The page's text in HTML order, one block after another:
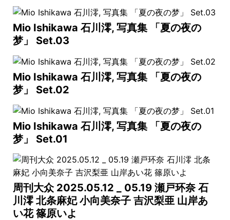
Mio Ishikawa 石川澪, 写真集 「夏の夜の
梦」 Set.03
Mio Ishikawa 石川澪, 写真集 「夏の夜の
梦」 Set.02
Mio Ishikawa 石川澪, 写真集 「夏の夜の
梦」 Set.01
周刊大众 2025.05.12 _ 05.19 瀬戸环奈 石
川澪 北条麻妃 小向美奈子 吉沢梨亜 山岸あ
い花 篠原いよ